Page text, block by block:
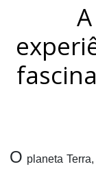
O planeta